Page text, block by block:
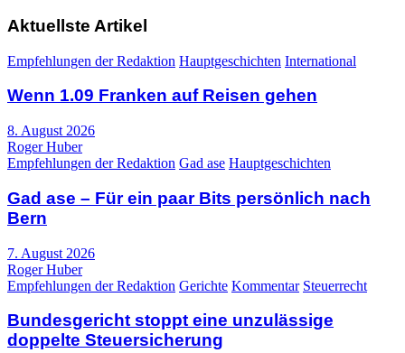
Aktuellste Artikel
Empfehlungen der Redaktion Hauptgeschichten International
Wenn 1.09 Franken auf Reisen gehen
8. August 2026
Roger Huber
Empfehlungen der Redaktion Gad ase Hauptgeschichten
Gad ase – Für ein paar Bits persönlich nach
Bern
7. August 2026
Roger Huber
Empfehlungen der Redaktion Gerichte Kommentar Steuerrecht
Bundesgericht stoppt eine unzulässige
doppelte Steuersicherung